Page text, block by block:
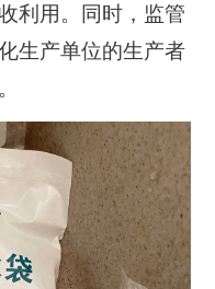
利用。同时，监管
生产单位的生产者